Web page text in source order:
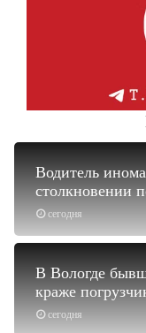
сегодня
Водитель
столкновении
сегодня
В Вологде
краже